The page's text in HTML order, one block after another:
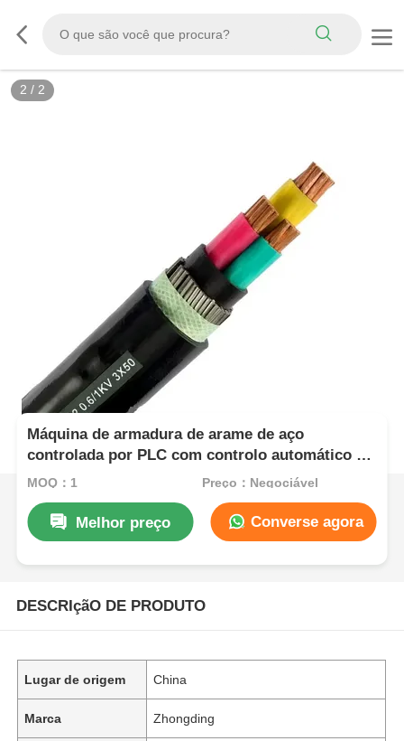
2 / 2
Máquina de armadura de arame de aço
controlada por PLC com controlo automático da
tensão
MOQ：1 Preço：Negociável
Melhor preço Converse agora
DESCRIçãO DE PRODUTO
Lugar de origem China
Marca Zhongding